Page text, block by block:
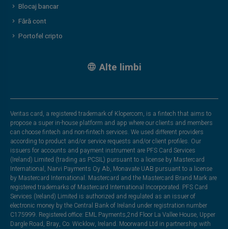
Blocaj bancar
Fără cont
Portofel cripto
Alte limbi
Veritas card, a registered trademark of Klopercom, is a fintech that aims to
propose a super in-house platform and app where our clients and members
can choose fintech and non-fintech services. We used different providers
according to product and/or service requests and/or client profiles. Our
issuers for accounts and payment instrument are PFS Card Services
(Ireland) Limited (trading as PCSIL) pursuant to a license by Mastercard
International, Narvi Payments Oy Ab, Monavate UAB pursuant to a license
by Mastercard International. Mastercard and the Mastercard Brand Mark are
registered trademarks of Mastercard International Incorporated. PFS Card
Services (Ireland) Limited is authorized and regulated as an issuer of
electronic money by the Central Bank of Ireland under registration number
C175999. Registered office: EML Payments,2nd Floor La Vallee House, Upper
Dargle Road, Bray, Co. Wicklow, Ireland. Moorwand Ltd in partnership with